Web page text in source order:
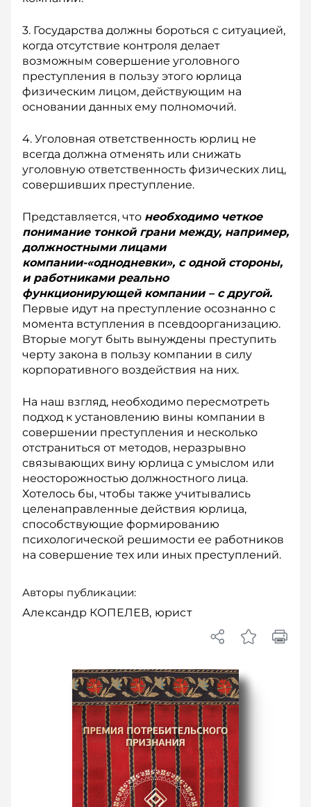
3. Государства должны бороться с ситуацией,
когда отсутствие контроля делает
возможным совершение уголовного
преступления в пользу этого юрлица
физическим лицом, действующим на
основании данных ему полномочий.
4. Уголовная ответственность юрлиц не
всегда должна отменять или снижать
уголовную ответственность физических лиц,
совершивших преступление.
Представляется, что необходимо чет­кое
понимание тонкой грани между, например,
должностными лицами
компании-«однодневки», с одной стороны,
и работниками реально
функционирующей компании – с другой.
Пер­вые идут на преступление осознанно с
момента вступления в псевдоорганизацию.
Вторые могут быть вынуждены преступить
черту закона в пользу компании в силу
корпоративного воздействия на них.
На наш взгляд, необходимо пересмотреть
подход к установлению вины компании в
совершении преступления и несколько
отстраниться от методов, неразрывно
связывающих вину юрлица с умыслом или
неосторожностью должностного лица.
Хотелось бы, чтобы также учитывались
целенаправленные действия юрлица,
способствующие формированию
психологической решимости ее работников
на совершение тех или иных преступлений.
Авторы публикации:
Александр КОПЕЛЕВ, юрист